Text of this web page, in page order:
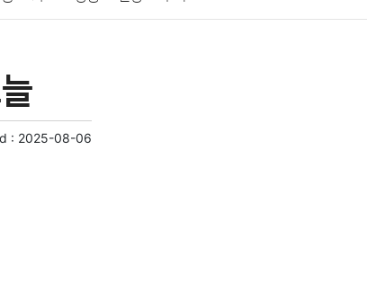
교통
: 2025-08-06